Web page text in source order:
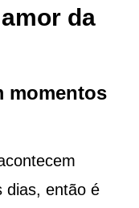
da
momentos
dias, então é